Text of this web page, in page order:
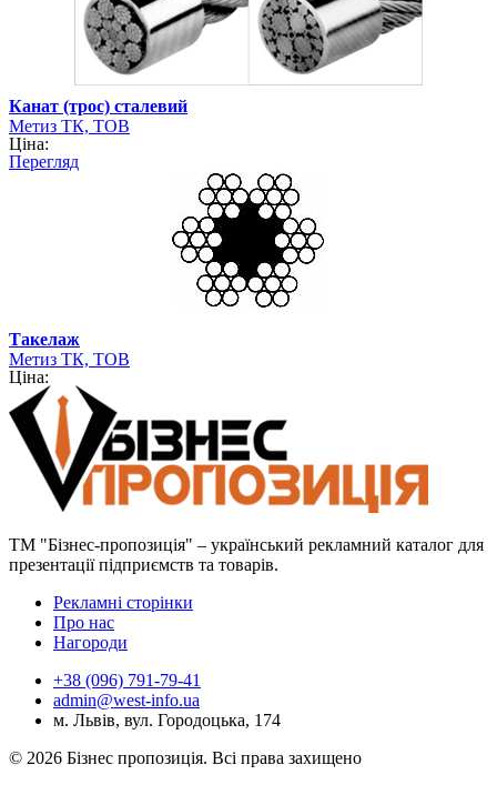
Канат (трос) сталевий
Метиз ТК, ТОВ
Ціна:
Перегляд
Такелаж
Метиз ТК, ТОВ
Ціна:
ТМ "Бізнес-пропозиція" – український рекламний каталог для
презентації підприємств та товарів.
Рекламні сторінки
Про нас
Нагороди
+38 (096) 791-79-41
admin@west-info.ua
м. Львів, вул. Городоцька, 174
© 2026 Бізнес пропозиція. Всі права захищено